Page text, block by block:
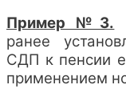
Пример №3.
ранее
СДП к пенсии
применением